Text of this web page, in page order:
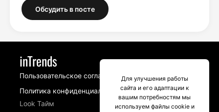
Обсудить в посте
inTrends
Пользовательское соглашение
Политика конфиденциальности
Look Тайм
Для улучшения работы
сайта и его адаптации к
вашим потребностям мы
используем файлы cookie и